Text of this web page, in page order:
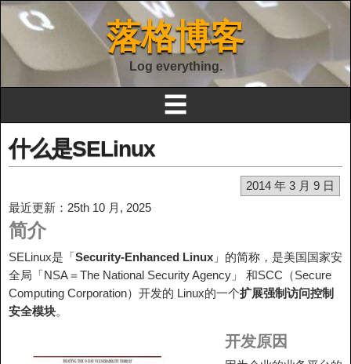
落格博客
Log everything.
☰
什么是SELinux
2014 年 3 月 9 日
最近更新：25th 10 月, 2025
简介
SELinux是「Security-Enhanced Linux 」的简称，是美国国家安
全局「NSA＝The National Security Agency」 和SCC（Secure
Computing Corporation）开发的 Linux的一个扩展强制访问控制
安全模块。
开发原因